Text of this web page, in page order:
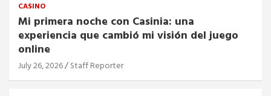
CASINO
Mi primera noche con Casinia: una
experiencia que cambió mi visión del juego
online
July 26, 2026 Staff Reporter